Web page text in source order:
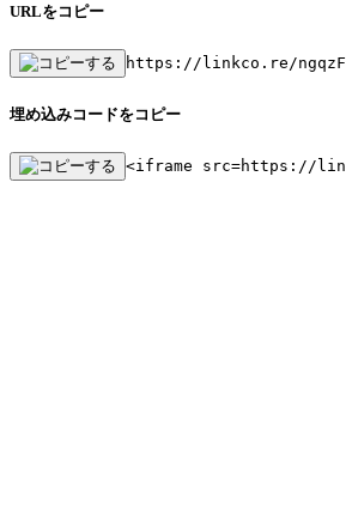
URLをコピー
https://linkco.re/
埋め込みコードをコピー
<iframe src=https://